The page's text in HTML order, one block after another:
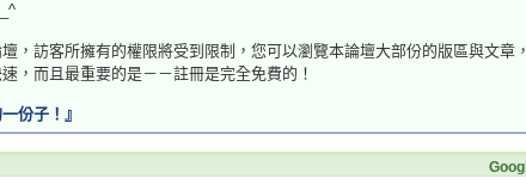
，訪客所擁有的權限將受到限制，您可以瀏覽本論壇大部份的版區與文
，而且最重要的是－－註冊是完全免費的！
份子！』